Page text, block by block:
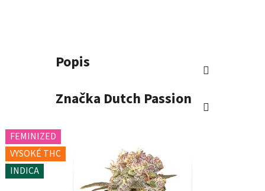
Popis
Značka Dutch Passion
FEMINIZED
VYSOKÉ THC
INDICA